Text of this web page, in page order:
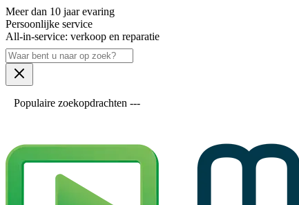
Meer dan 10 jaar evaring
Persoonlijke service
All-in-service: verkoop en reparatie
Populaire zoekopdrachten ---